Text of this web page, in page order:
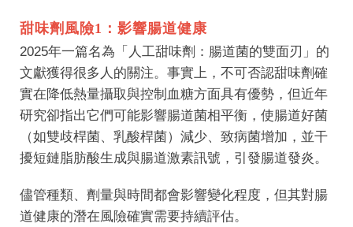
甜味劑風險1：影響腸道健康
2025年一篇名為 「人工甜味劑：腸道菌的雙面刃」 的
文獻獲得很多人的關注。事實上，不可否認甜味劑確
實在降低熱量攝取與控制血糖方面具有優勢，但近年
研究卻指出它們可能影響腸道菌相平衡，使腸道好菌
（如雙歧桿菌、乳酸桿菌）減少、致病菌增加，並干
擾短鏈脂肪酸生成與腸道激素訊號，引發腸道發炎。
儘管種類、劑量與時間都會影響變化程度，但其對腸
道健康的潛在風險確實需要持續評估。